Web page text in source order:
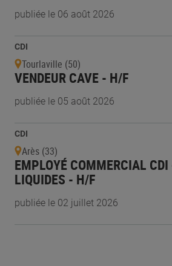
publiée le 06 août 2026
CDI
Tourlaville (50)
VENDEUR CAVE - H/F
publiée le 05 août 2026
CDI
Arès (33)
EMPLOYÉ COMMERCIAL CDI
LIQUIDES - H/F
publiée le 02 juillet 2026